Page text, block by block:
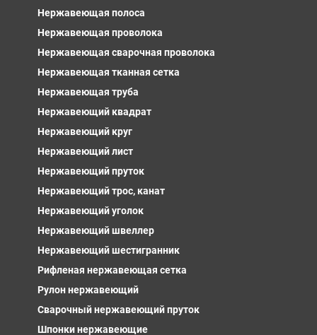
Нержавеющая полоса
Нержавеющая проволока
Нержавеющая сварочная проволока
Нержавеющая тканная сетка
Нержавеющая труба
Нержавеющий квадрат
Нержавеющий круг
Нержавеющий лист
Нержавеющий пруток
Нержавеющий трос, канат
Нержавеющий уголок
Нержавеющий швеллер
Нержавеющий шестигранник
Рифленая нержавеющая сетка
Рулон нержавеющий
Сварочный нержавеющий пруток
Шпонки нержавеющие